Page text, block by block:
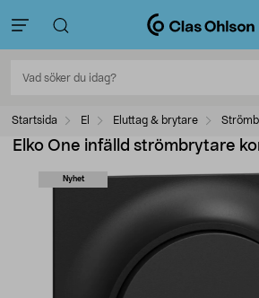
Startsida El Eluttag & brytare
Elko One infälld strömbrytare
Nyhet